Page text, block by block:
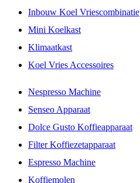
Inbouw Koel Vriescombinatie
Mini Koelkast
Klimaatkast
Koel Vries Accessoires
Nespresso Machine
Senseo Apparaat
Dolce Gusto Koffieapparaat
Filter Koffiezetapparaat
Espresso Machine
Koffiemolen